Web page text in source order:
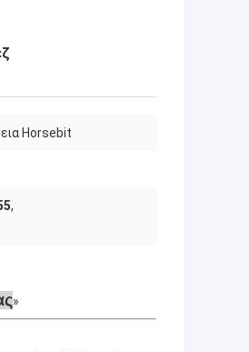
Horsebit
,